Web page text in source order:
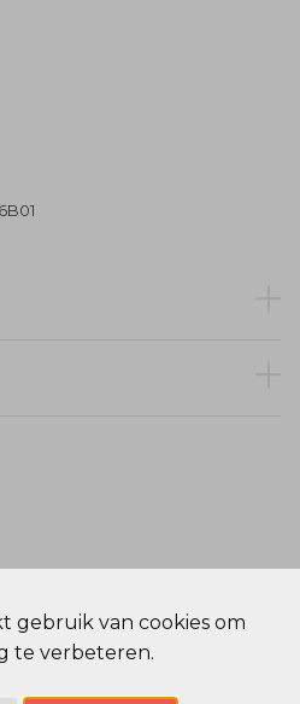
gebruik van cookies om
te verbeteren.